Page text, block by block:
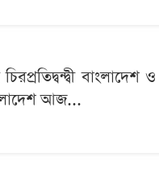
বাংলাদেশ
আজ...